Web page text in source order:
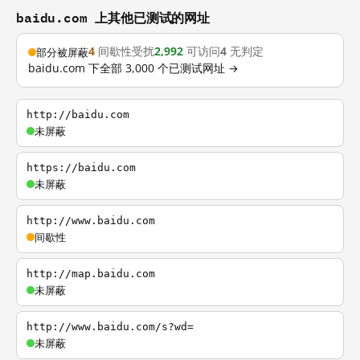
baidu.com 上其他已测试的网址
部分被屏蔽4 间歇性受扰2,992 可访问4 无判定
baidu.com 下全部 3,000 个已测试网址 →
http://baidu.com
未屏蔽
https://baidu.com
未屏蔽
http://www.baidu.com
间歇性
http://map.baidu.com
未屏蔽
http://www.baidu.com/s?wd=
未屏蔽